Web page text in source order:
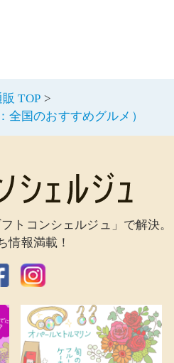
TOP
全国のおすすめグルメ）
トコンシェルジュ」で解決。
情報満載！